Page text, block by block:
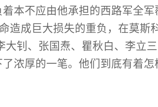
本不应由他承担的西路军全
造成巨大损失的重负，在莫斯
浓厚的一笔。他们到底有着